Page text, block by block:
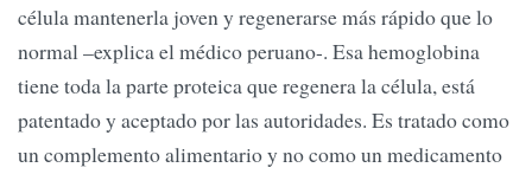
célula mantenerla joven y regenerarse más rápido que lo
normal –explica el médico peruano-. Esa hemoglobina
tiene toda la parte proteica que regenera la célula, está
patentado y aceptado por las autoridades. Es tratado como
un complemento alimentario y no como un medicamento